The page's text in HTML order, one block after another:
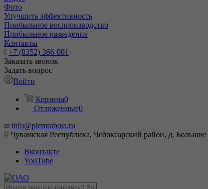
Фото
Улучшить эффективность
Прибыльное воспроизводство
Прибыльное разведение
Контакты
+7 (8352) 366-001
Заказать звонок
Задать вопрос
Войти
Корзина0
Отложенные0
info@plemrabota.ru
Чувашская Республика, Чебоксарский район, д.
Вконтакте
YouTube